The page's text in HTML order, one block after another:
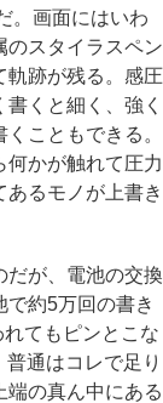
。画面にはいわ
のスタイラスペン
軌跡が残る。感圧
くと細く、強く
こともできる。
かが触れて圧力
るモノが上書き
が、電池の交換
約5万回の書き
てもピンとこな
通はコレで足り
端の真ん中にある